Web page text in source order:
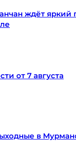
ждёт яркий
от 7 августа
в